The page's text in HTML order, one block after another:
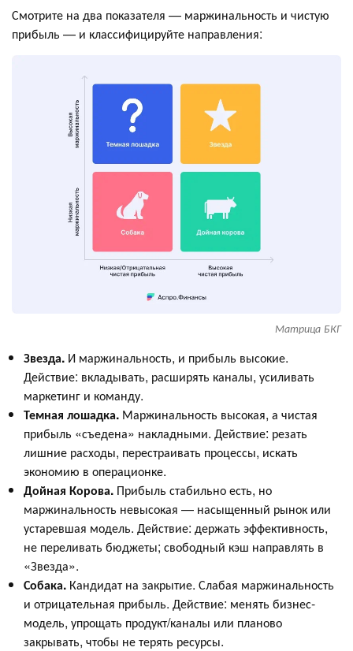
Смотрите на два показателя — маржинальность и чистую
прибыль — и классифицируйте направления:
Матрица БКГ
Звезда. И маржинальность, и прибыль высокие.
Действие: вкладывать, расширять каналы, усиливать
маркетинг и команду.
Темная лошадка. Маржинальность высокая, а чистая
прибыль «съедена» накладными. Действие: резать
лишние расходы, перестраивать процессы, искать
экономию в операционке.
Дойная Корова. Прибыль стабильно есть, но
маржинальность невысокая — насыщенный рынок или
устаревшая модель. Действие: держать эффективность,
не переливать бюджеты; свободный кэш направлять в
«Звезда».
Собака. Кандидат на закрытие. Слабая маржинальность
и отрицательная прибыль. Действие: менять бизнес-
модель, упрощать продукт/каналы или планово
закрывать, чтобы не терять ресурсы.